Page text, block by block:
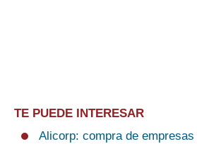
TE PUEDE INTERESAR
Alicorp: compra de